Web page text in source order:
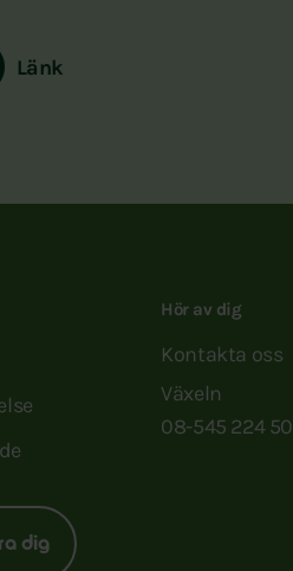
Länk
dig
Hör av dig
Kontakta oss
Växeln
08-545 224 50